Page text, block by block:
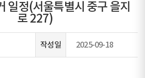
일정(서울특별시 중구 을지
로 227)
작성일 2025-09-18